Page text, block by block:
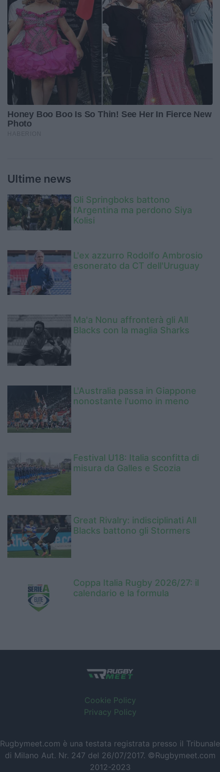
Ultime news
Gli Springboks battono
l'Argentina ma perdono Siya
Kolisi
L'ex azzurro Rodolfo Ambrosio
esonerato da CT dell'Uruguay
Ma'a Nonu affronterà gli All
Blacks con la maglia Sharks
L'Australia passa in Giappone
nonostante l'uomo in meno
Festival U18: Italia sconfitta di
misura da Galles e Scozia
Great Rivalry: indisciplinati All
Blacks battono gli Stormers
Coppa Italia Rugby 2026/27: il
calendario e la formula
Cookie Policy
Privacy Policy
Rugbymeet.com è una testata registrata presso il Tribunale
di Milano Aut. Nr. 247 del 26/07/2017. ©Rugbymeet.com
2012-2023